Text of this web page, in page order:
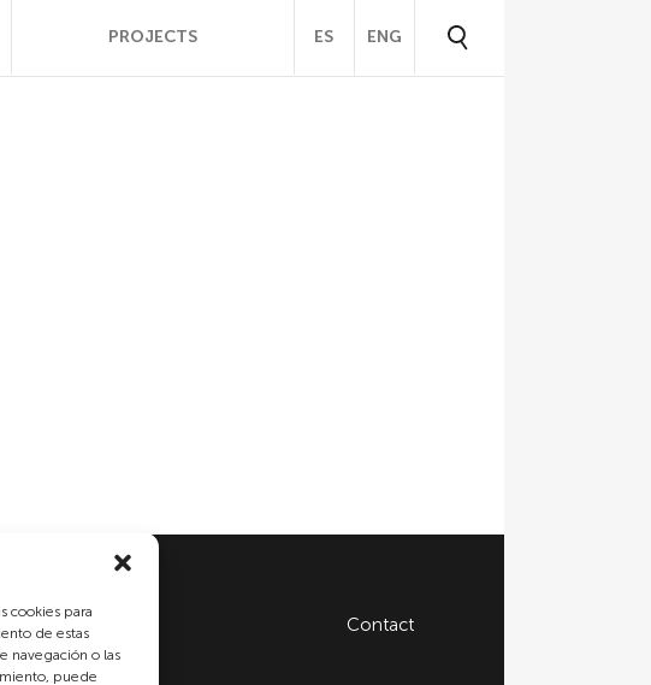
cookies para
de estas
navegación o las
puede
PROJECTS ES ENG
Contact